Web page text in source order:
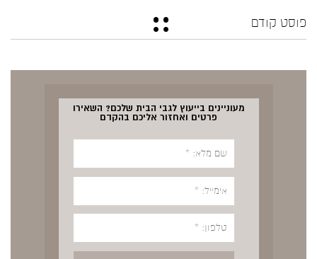
פוסט קודם
מעוניינים בייעוץ לגבי הבית שלכם? השאירו
פרטים ואחזור אליכם בהקדם